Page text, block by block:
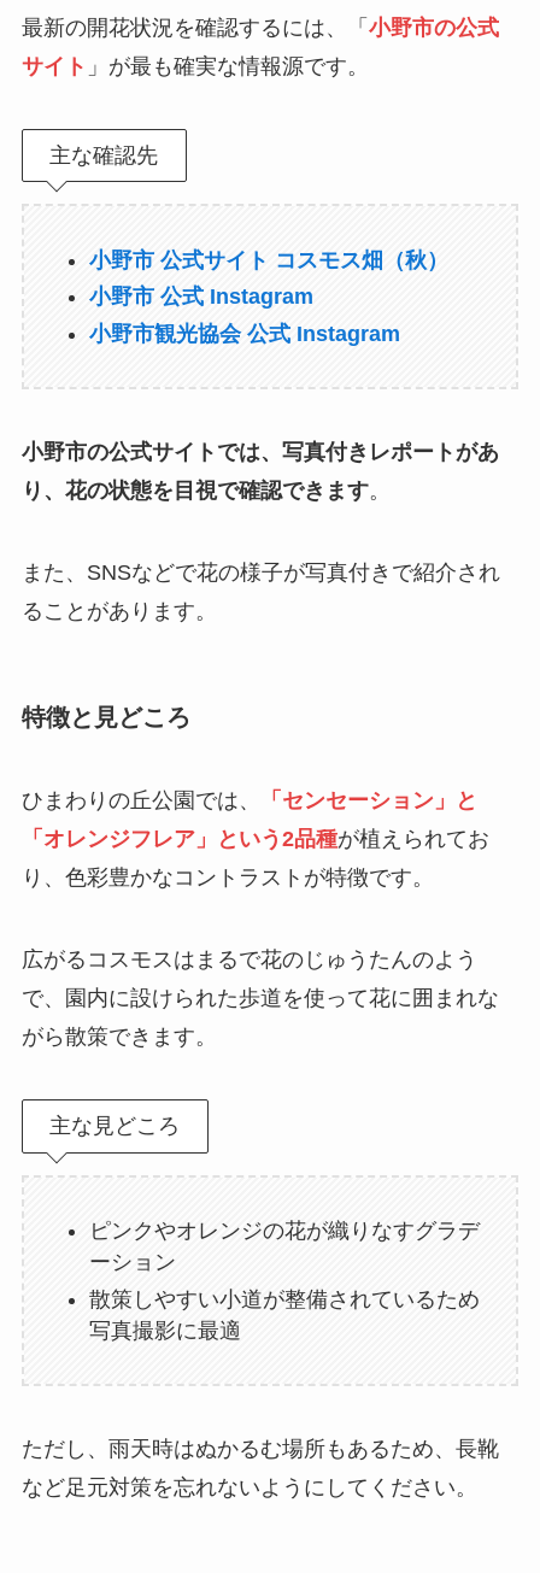
最新の開花状況を確認するには、「 小野市の公式
サイト 」が最も確実な情報源です。
主な確認先
小野市 公式サイト コスモス畑（秋）
小野市 公式 Instagram
小野市観光協会 公式 Instagram
小野市の公式サイトでは、写真付きレポートがあ
り、花の状態を目視で確認できます。
また、SNSなどで花の様子が写真付きで紹介され
ることがあります。
特徴と見どころ
ひまわりの丘公園では、
「センセーション」と
「オレンジフレア」という2品種が植えられてお
り、色彩豊かなコントラストが特徴です。
広がるコスモスはまるで花のじゅうたんのよう
で、園内に設けられた歩道を使って花に囲まれな
がら散策できます。
主な見どころ
ピンクやオレンジの花が織りなすグラデ
ーション
散策しやすい小道が整備されているため
写真撮影に最適
ただし、雨天時はぬかるむ場所もあるため、長靴
など足元対策を忘れないようにしてください。